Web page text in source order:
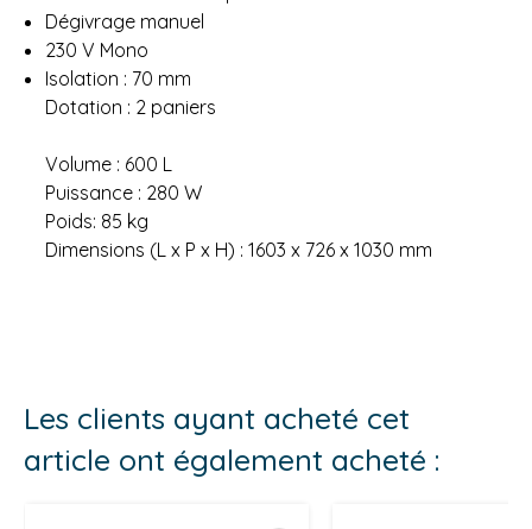
Dégivrage manuel
230 V Mono
Isolation : 70 mm
Dotation : 2 paniers
Volume : 600 L
Puissance : 280 W
Poids: 85 kg
Dimensions (L x P x H) : 1603 x 726 x 1030 mm
Les clients ayant acheté cet
article ont également acheté :